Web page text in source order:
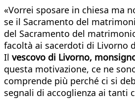
«Vorrei sposare in chiesa ma
se il Sacramento del
del Sacramento del
facoltà ai sacerdoti di Livorno
Il vescovo di Livorno,
questa motivazione, ce ne
comprende più perché ci si
segnali di accoglienza ai tanti